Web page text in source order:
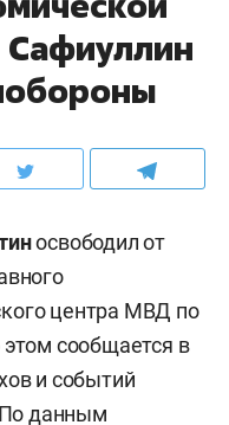
освободил от
центра МВД по
этом сообщается в
и событий
данным